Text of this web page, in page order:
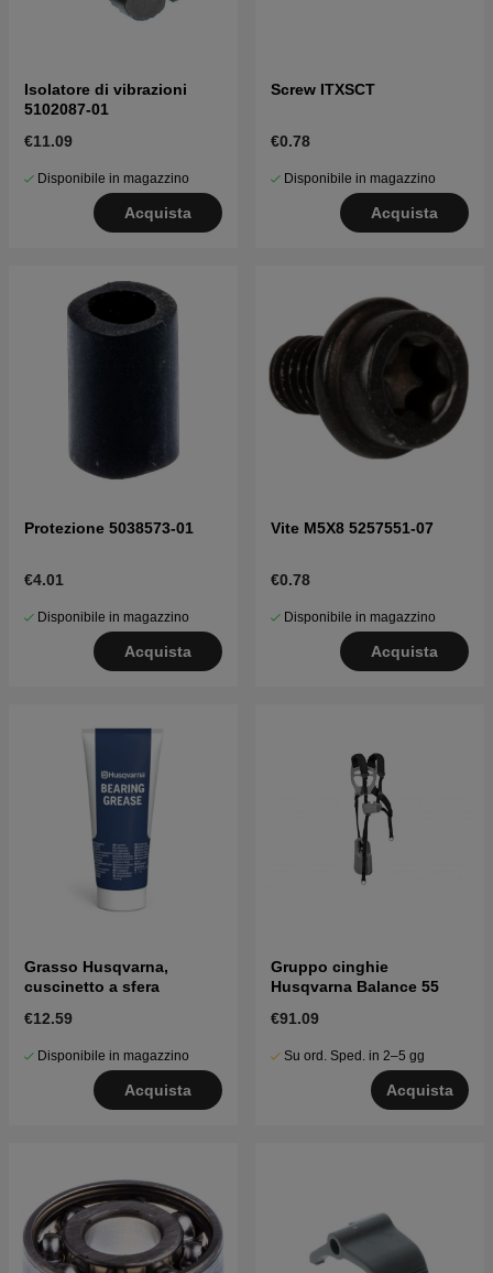
Isolatore di vibrazioni
5102087-01
€11.09
Disponibile in magazzino
Acquista
Screw ITXSCT
€0.78
Disponibile in magazzino
Acquista
Protezione 5038573-01
€4.01
Disponibile in magazzino
Acquista
Vite M5X8 5257551-07
€0.78
Disponibile in magazzino
Acquista
Grasso Husqvarna,
cuscinetto a sfera
€12.59
Disponibile in magazzino
Acquista
Gruppo cinghie
Husqvarna Balance 55
€91.09
Su ord. Sped. in 2–5 gg
Acquista